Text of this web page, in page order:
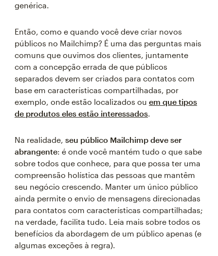
genérica.
Então, como e quando você deve criar novos
públicos no Mailchimp? É uma das perguntas mais
comuns que ouvimos dos clientes, juntamente
com a concepção errada de que públicos
separados devem ser criados para contatos com
base em características compartilhadas, por
exemplo, onde estão localizados ou em que tipos
de produtos eles estão interessados.
Na realidade, seu público Mailchimp deve ser
abrangente: é onde você mantém tudo o que sabe
sobre todos que conhece, para que possa ter uma
compreensão holística das pessoas que mantêm
seu negócio crescendo. Manter um único público
ainda permite o envio de mensagens direcionadas
para contatos com características compartilhadas;
na verdade, facilita tudo. Leia mais sobre todos os
benefícios da abordagem de um público apenas (e
algumas exceções à regra).